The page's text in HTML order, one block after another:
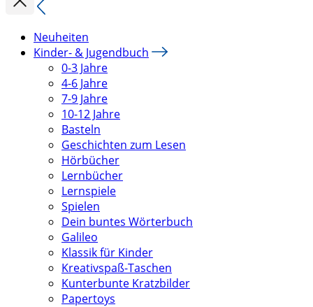
Neuheiten
Kinder- & Jugendbuch
0-3 Jahre
4-6 Jahre
7-9 Jahre
10-12 Jahre
Basteln
Geschichten zum Lesen
Hörbücher
Lernbücher
Lernspiele
Spielen
Dein buntes Wörterbuch
Galileo
Klassik für Kinder
Kreativspaß-Taschen
Kunterbunte Kratzbilder
Papertoys